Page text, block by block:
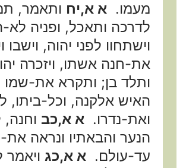
מעמו.א א,יח ותאמר,
לדרכה ותאכל, ופניה לא-
וישתחוו לפני יהוה,
את-חנה אשתו, ויזכרה
ותלד בן; ותקרא את-
האיש אלקנה, וכל-ביתו,
ואת-נדרו.א א,כב
הנער והבאתיו ונראה
עד-עולם.א א,כג